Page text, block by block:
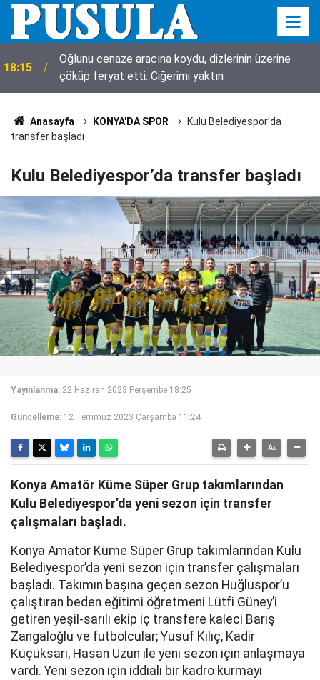
18:15
Oğlunu cenaze aracına koydu, dizlerinin üzerine
çöküp feryat etti: Ciğerimi yaktın
Anasayfa KONYA'DA SPOR
Kulu Belediyespor’da
transfer başladı
Kulu Belediyespor’da transfer başladı
Yayınlanma: 22 Haziran 2023 Perşembe 18:25
Güncelleme: 12 Temmuz 2023 Çarşamba 11:24
Konya Amatör Küme Süper Grup takımlarından
Kulu Belediyespor’da yeni sezon için transfer
çalışmaları başladı.
Konya Amatör Küme Süper Grup takımlarından Kulu
Belediyespor’da yeni sezon için transfer çalışmaları
başladı. Takımın başına geçen sezon Huğluspor’u
çalıştıran beden eğitimi öğretmeni Lütfi Güney’i
getiren yeşil-sarılı ekip iç transfere kaleci Barış
Zangaloğlu ve futbolcular; Yusuf Kılıç, Kadir
Küçüksarı, Hasan Uzun ile yeni sezon için anlaşmaya
vardı. Yeni sezon için iddialı bir kadro kurmayı